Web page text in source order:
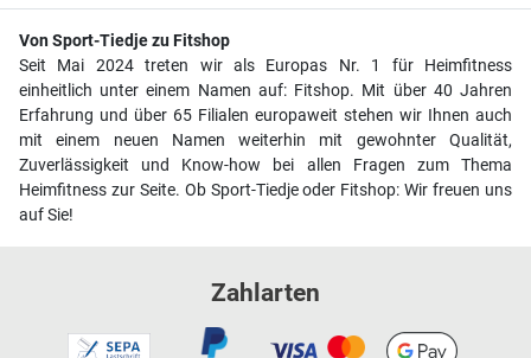
Von Sport-Tiedje zu Fitshop
Seit Mai 2024 treten wir als Europas Nr. 1 für Heimfitness
einheitlich unter einem Namen auf: Fitshop. Mit über 40 Jahren
Erfahrung und über 65 Filialen europaweit stehen wir Ihnen auch
mit einem neuen Namen weiterhin mit gewohnter Qualität,
Zuverlässigkeit und Know-how bei allen Fragen zum Thema
Heimfitness zur Seite. Ob Sport-Tiedje oder Fitshop: Wir freuen uns
auf Sie!
Zahlarten